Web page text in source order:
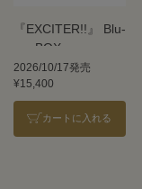
『EXCITER!!』 Blu-
ray BOX
2026/10/17発売
¥15,400
カートに入れる